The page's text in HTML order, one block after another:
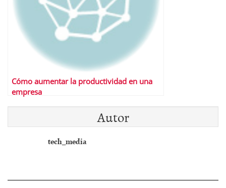
Cómo aumentar la productividad en una
empresa
Autor
tech_media